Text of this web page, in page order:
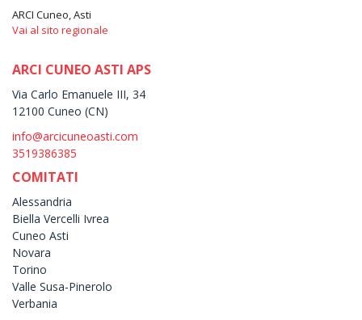
ARCI Cuneo, Asti
Vai al sito regionale
ARCI CUNEO ASTI APS
Via Carlo Emanuele III, 34
12100 Cuneo (CN)
info@arcicuneoasti.com
3519386385
COMITATI
Alessandria
Biella Vercelli Ivrea
Cuneo Asti
Novara
Torino
Valle Susa-Pinerolo
Verbania